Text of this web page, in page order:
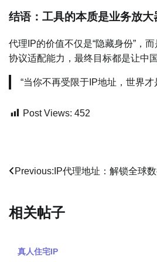
结语：工具的本质是业务放大
代理IP的价值不仅是“隐藏身份”，
协议适配能力，最终目标都是让中
“当你不再受限于IP地址，世界
Post Views: 452
文
导
Previous: IP代理地址：解锁全球
相关帖子
真人住宅IP